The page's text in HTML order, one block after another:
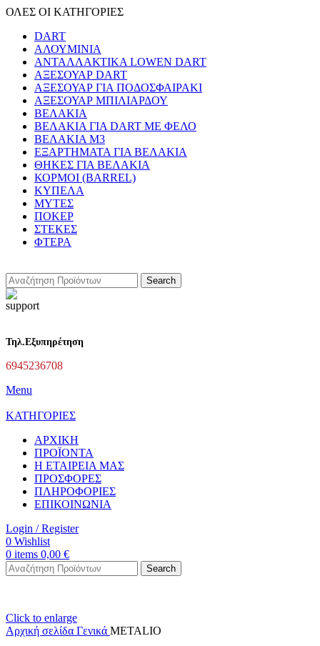
ΟΛΕΣ ΟΙ ΚΑΤΗΓΟΡΙΕΣ
DART
ΑΛΟΥΜΙΝΙΑ
ΑΝΤΑΛΛΑΚΤΙΚΑ LOWEN DART
ΑΞΕΣΟΥΑΡ DART
ΑΞΕΣΟΥΑΡ ΓΙΑ ΠΟΔΟΣΦΑΙΡΑΚΙ
ΑΞΕΣΟΥΑΡ ΜΠΙΛΙΑΡΔΟΥ
ΒΕΛΑΚΙΑ
ΒΕΛΑΚΙΑ ΓΙΑ DART ΜΕ ΦΕΛΟ
ΒΕΛΑΚΙΑ Μ3
ΕΞΑΡΤΗΜΑΤΑ ΓΙΑ ΒΕΛΑΚΙΑ
ΘΗΚΕΣ ΓΙΑ ΒΕΛΑΚΙΑ
ΚΟΡΜΟΙ (BARREL)
ΚΥΠΕΛΑ
ΜΥΤΕΣ
ΠΟΚΕΡ
ΣΤΕΚΕΣ
ΦΤΕΡΑ
Search
Τηλ.Εξυπηρέτηση
6945236708
Menu
ΚΑΤΗΓΟΡΙΕΣ
ΑΡΧΙΚΗ
ΠΡΟΪΟΝΤΑ
Η ΕΤΑΙΡΕΙΑ ΜΑΣ
ΠΡΟΣΦΟΡΕΣ
ΠΛΗΡΟΦΟΡΙΕΣ
ΕΠΙΚΟΙΝΩΝΙΑ
Login / Register
0 Wishlist
0 items 0,00 €
Search
Click to enlarge
Αρχική σελίδα Γενικά METALIO